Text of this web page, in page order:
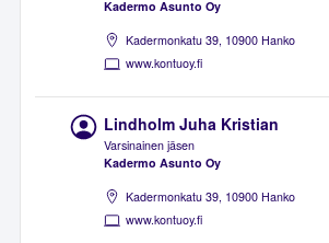
Kadermo Asunto Oy
Kadermonkatu 39, 10900 Hanko
www.kontuoy.fi
Lindholm Juha Kristian
Varsinainen jäsen
Kadermo Asunto Oy
Kadermonkatu 39, 10900 Hanko
www.kontuoy.fi